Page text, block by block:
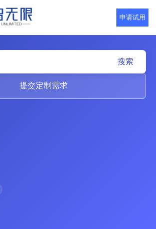
申请试用
搜索
提交定制需求